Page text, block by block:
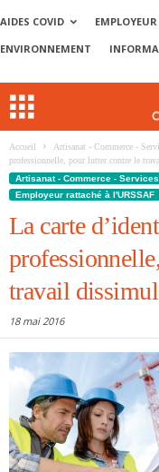
AIDES COVID EMPLOYEUR
ENVIRONNEMENT
Accueil Artisanat - Commerce -
professionnelle, pour lutter contre le
Artisanat - Commerce - Services
Employeur rattaché à l'URSSAF
La carte
travail
18 mai 2016